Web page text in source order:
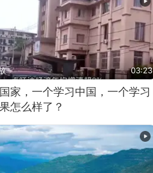
03:23
家，一个学习中国，一个学习
怎么样了？